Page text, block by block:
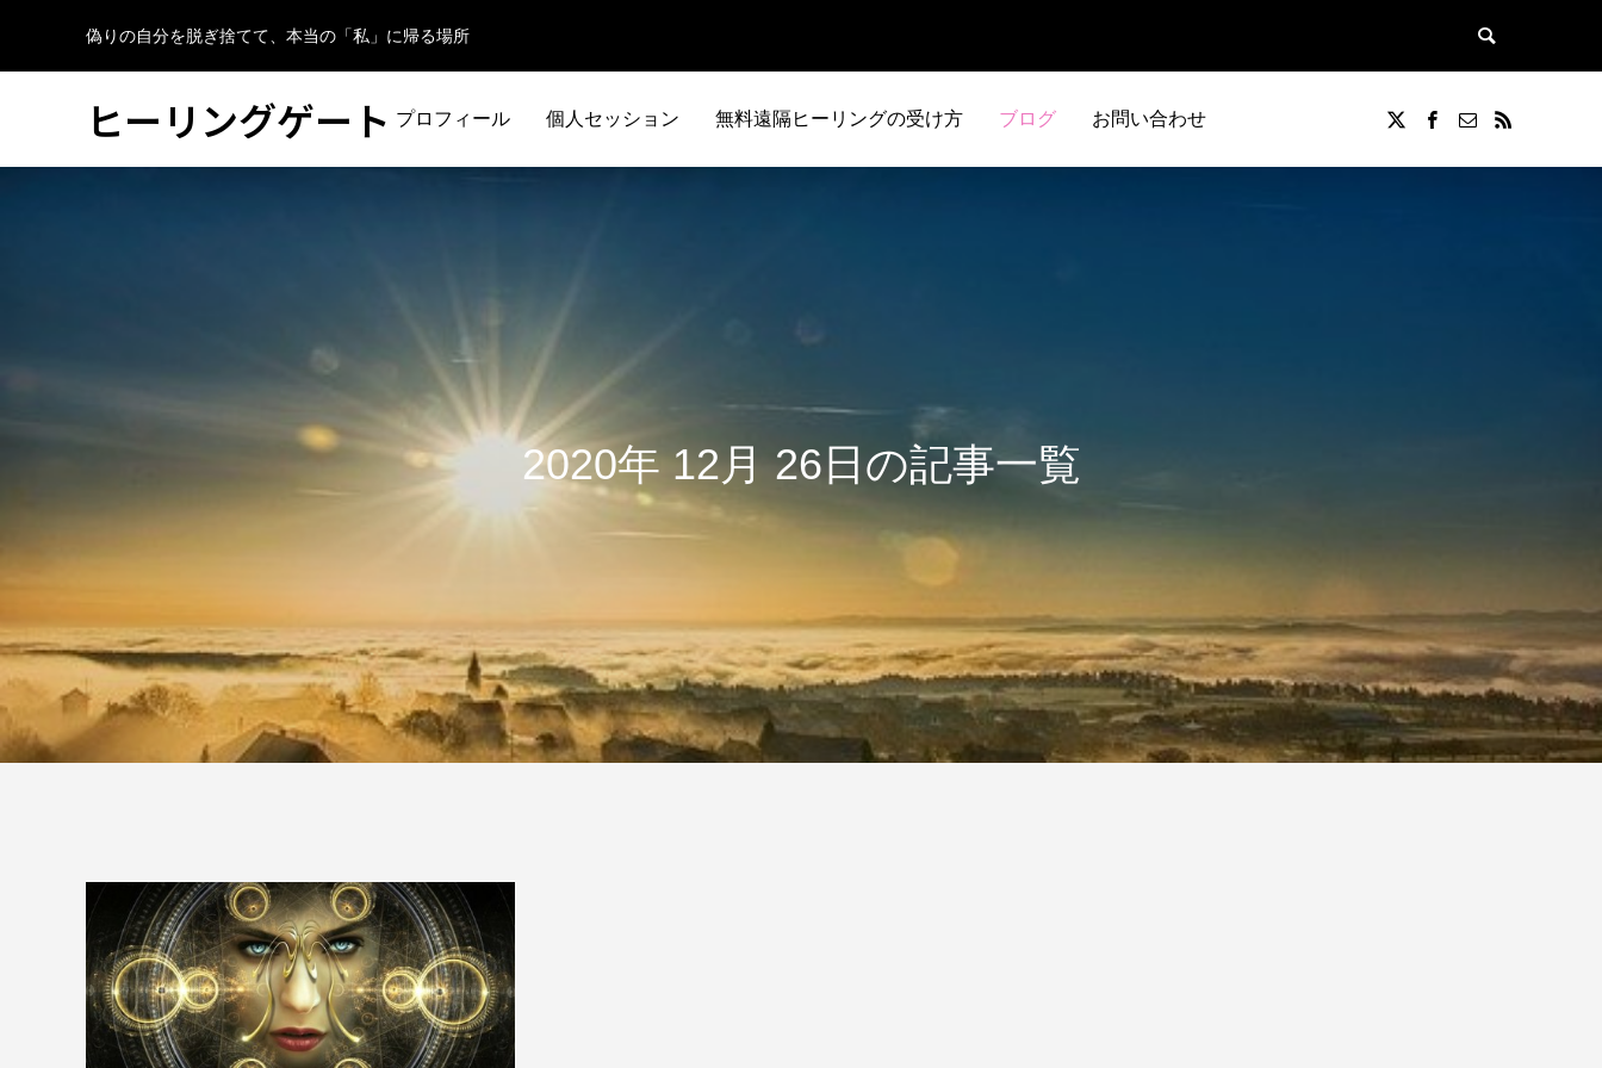
偽りの自分を脱ぎ捨てて、本当の「私」に帰る場所
ヒーリングゲート プロフィール 個人セッション 無料遠隔ヒーリングの受け方 ブログ お問い合わせ
2020年 12月 26日の記事一覧